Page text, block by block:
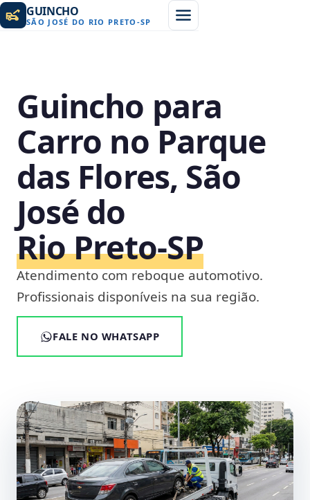
GUINCHO
SÃO JOSÉ DO RIO PRETO -SP
Guincho para
Carro no Parque
das Flores, São
José do
Rio Preto‑SP
Atendimento com reboque automotivo.
Profissionais disponíveis na sua região.
FALE NO WHATSAPP